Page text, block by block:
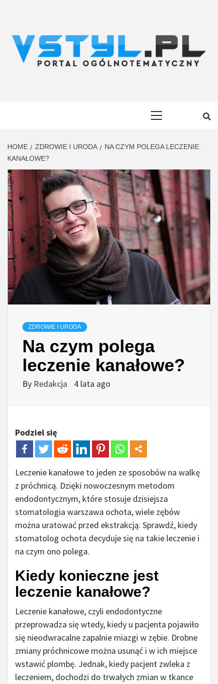
HOME ZDROWIE I URODA
NA CZYM POLEGA LECZENIE
KANAŁOWE?
ZDROWIE I URODA
Na czym polega
leczenie kanałowe?
By Redakcja 4 lata ago
Podziel się
Leczenie kanałowe to jeden ze sposobów na walkę
z próchnicą. Dzięki nowoczesnym metodom
endodontycznym, które stosuje dzisiejsza
stomatologia warszawa ochota, wiele zębów
można uratować przed ekstrakcją. Sprawdź, kiedy
stomatolog ochota decyduje się na takie leczenie i
na czym ono polega.
Kiedy konieczne jest
leczenie kanałowe?
Leczenie kanałowe, czyli endodontyczne
przeprowadza się wtedy, kiedy u pacjenta pojawiło
się nieodwracalne zapalnie miazgi w zębie. Drobne
zmiany próchnicowe można usunąć i w ich miejsce
wstawić plombę. Jednak, kiedy pacjent zwleka z
leczeniem, dochodzi do trwałych zmian w tkance